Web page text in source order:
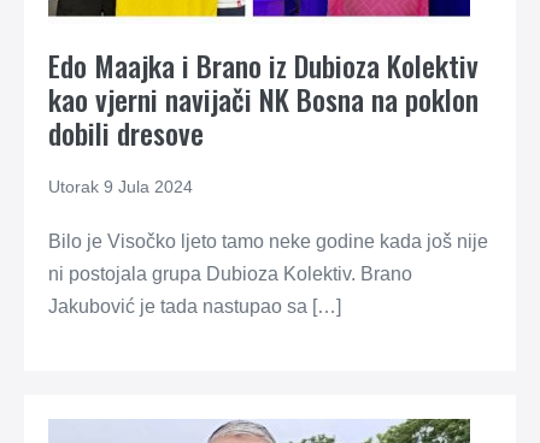
Edo Maajka i Brano iz Dubioza Kolektiv
kao vjerni navijači NK Bosna na poklon
dobili dresove
Utorak 9 Jula 2024
Bilo je Visočko ljeto tamo neke godine kada još nije
ni postojala grupa Dubioza Kolektiv. Brano
Jakubović je tada nastupao sa […]